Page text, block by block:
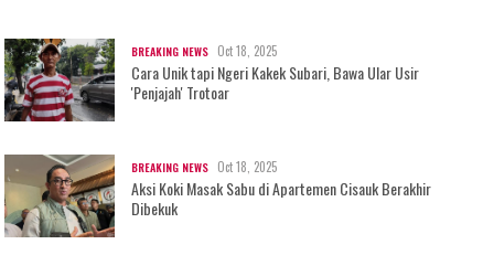
BREAKING NEWS Oct 18, 2025
Cara Unik tapi Ngeri Kakek Subari, Bawa Ular Usir
'Penjajah' Trotoar
BREAKING NEWS Oct 18, 2025
Aksi Koki Masak Sabu di Apartemen Cisauk Berakhir
Dibekuk